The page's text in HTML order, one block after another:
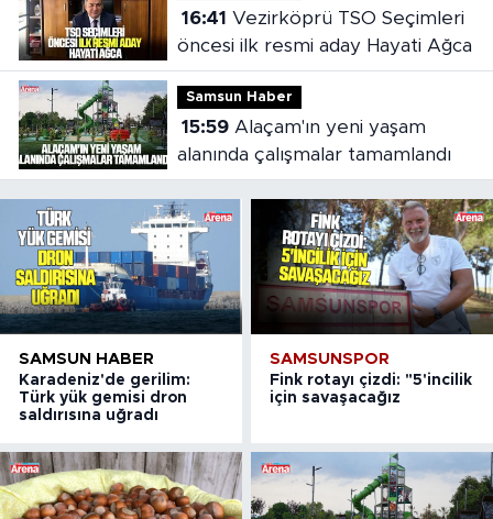
16:41
öncesi ilk resmi aday Hayati Ağca
Samsun Haber
15:59Alaçam'ın yeni yaşam
alanında çalışmalar tamamlandı
SAMSUN HABER
Karadeniz'de gerilim:
Türk yük gemisi dron
saldırısına uğradı
SAMSUNSPOR
Fink rotayı çizdi: "5'incilik
için savaşacağız